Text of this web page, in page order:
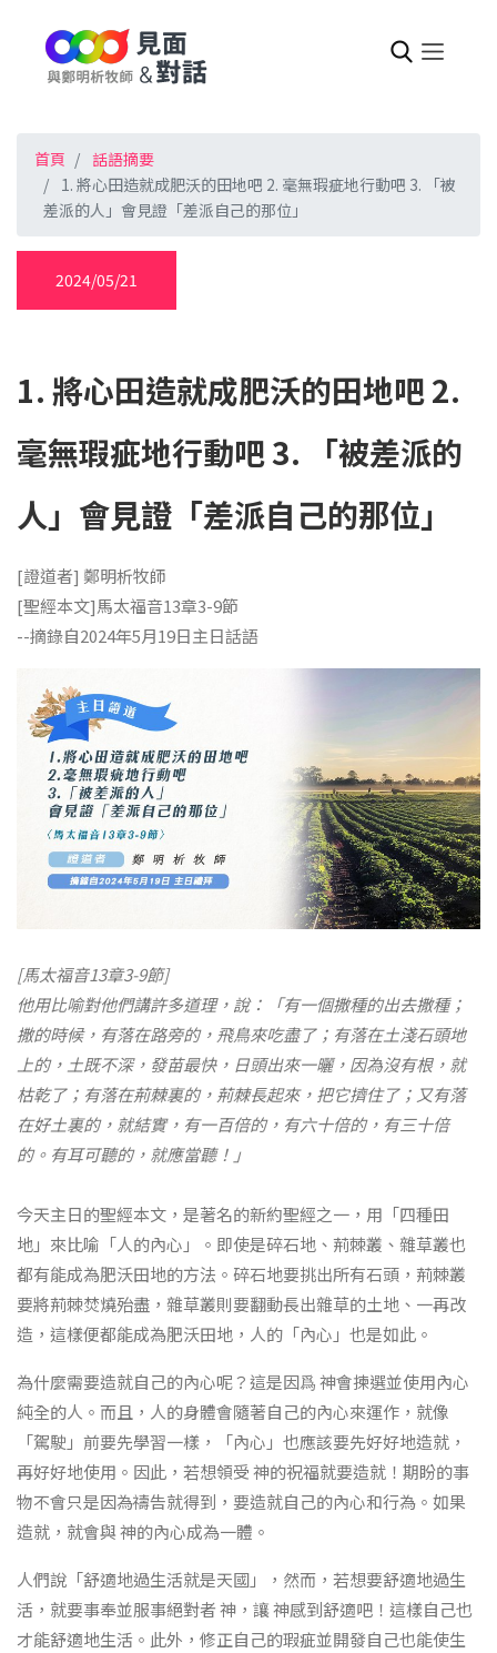
首頁
話語摘要
1. 將心田造就成肥沃的田地吧 2. 毫無瑕疵地行動吧 3. 「被
差派的人」會見證「差派自己的那位」
2024/05/21
1. 將心田造就成肥沃的田地吧 2.
毫無瑕疵地行動吧 3. 「被差派的
人」會見證「差派自己的那位」
[證道者] 鄭明析牧師
[聖經本文]馬太福音13章3-9節
--摘錄自2024年5月19日主日話語
[馬太福音13章3-9節]
他用比喻對他們講許多道理，說：「有一個撒種的出去撒種；
撒的時候，有落在路旁的，飛鳥來吃盡了；有落在土淺石頭地
上的，土既不深，發苗最快，日頭出來一曬，因為沒有根，就
枯乾了；有落在荊棘裏的，荊棘長起來，把它擠住了；又有落
在好土裏的，就結實，有一百倍的，有六十倍的，有三十倍
的。有耳可聽的，就應當聽！」
今天主日的聖經本文，是著名的新約聖經之一，用「四種田
地」來比喻「人的內心」。即使是碎石地、荊棘叢、雜草叢也
都有能成為肥沃田地的方法。碎石地要挑出所有石頭，荊棘叢
要將荊棘焚燒殆盡，雜草叢則要翻動長出雜草的土地、一再改
造，這樣便都能成為肥沃田地，人的「內心」也是如此。
為什麼需要造就自己的內心呢？這是因爲 神會揀選並使用內心
純全的人。而且，人的身體會隨著自己的內心來運作，就像
「駕駛」前要先學習一樣，「內心」也應該要先好好地造就，
再好好地使用。因此，若想領受 神的祝福就要造就！期盼的事
物不會只是因為禱告就得到，要造就自己的內心和行為。如果
造就，就會與 神的內心成為一體。
人們說「舒適地過生活就是天國」，然而，若想要舒適地過生
活，就要事奉並服事絕對者 神，讓 神感到舒適吧！這樣自己也
才能舒適地生活。此外，修正自己的瑕疵並開發自己也能使生